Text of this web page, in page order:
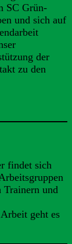
SC Grün-
und sich auf
der
zu den
findet sich
Trainern und
geht es